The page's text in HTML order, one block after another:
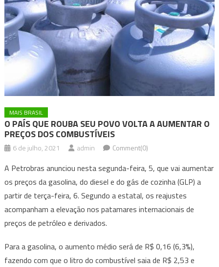
MAIS BRASIL
O PAÍS QUE ROUBA SEU POVO VOLTA A AUMENTAR O
PREÇOS DOS COMBUSTÍVEIS
6 de julho, 2021 admin Comment(0)
A Petrobras anunciou nesta segunda-feira, 5, que vai aumentar
os preços da gasolina, do diesel e do gás de cozinha (GLP) a
partir de terça-feira, 6. Segundo a estatal, os reajustes
acompanham a elevação nos patamares internacionais de
preços de petróleo e derivados.
Para a gasolina, o aumento médio será de R$ 0,16 (6,3%),
fazendo com que o litro do combustível saia de R$ 2,53 e